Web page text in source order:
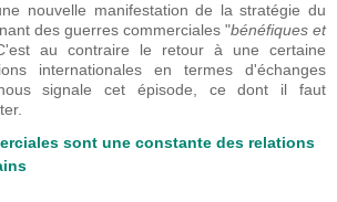
nouvelle manifestation de la stratégie du
des guerres commerciales "bénéfiques et
au contraire le retour à une certaine
internationales en termes d'échanges
signale cet épisode, ce dont il faut
sont une constante des relations